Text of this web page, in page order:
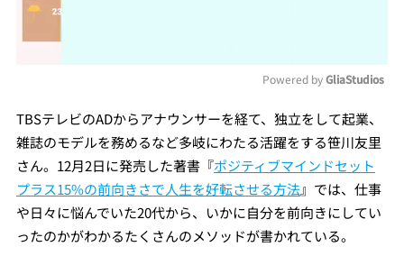
Mute
Powered by GliaStudios
TBSテレビのADからアナウンサーを経て、独立をして起業、
雑誌のモデルを務めるなど多岐にわたる活躍をする笹川友里
さん。12月2日に発売した著書『ポジティブマインドセット
プラス15%の前向きさで人生を好転させる方法』では、仕事
や日々に悩んでいた20代から、いかに自分を前向きにしてい
ったのかがわかるたくさんのメソッドが書かれている。